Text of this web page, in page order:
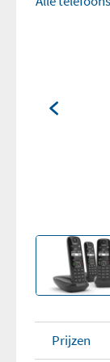
Prijzen